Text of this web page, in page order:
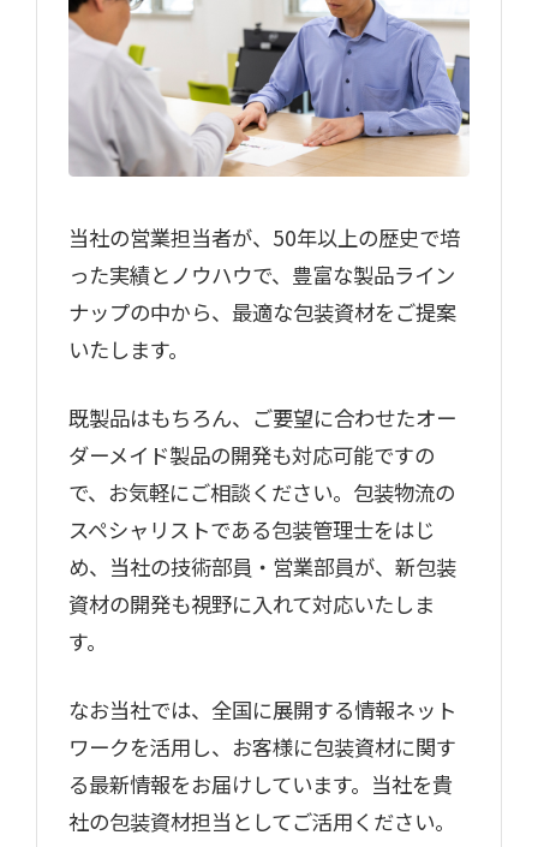
当社の営業担当者が、50年以上の歴史で培
った実績とノウハウで、豊富な製品ライン
ナップの中から、最適な包装資材をご提案
いたします。
既製品はもちろん、ご要望に合わせたオー
ダーメイド製品の開発も対応可能ですの
で、お気軽にご相談ください。包装物流の
スペシャリストである包装管理士をはじ
め、当社の技術部員・営業部員が、新包装
資材の開発も視野に入れて対応いたしま
す。
なお当社では、全国に展開する情報ネット
ワークを活用し、お客様に包装資材に関す
る最新情報をお届けしています。当社を貴
社の包装資材担当としてご活用ください。